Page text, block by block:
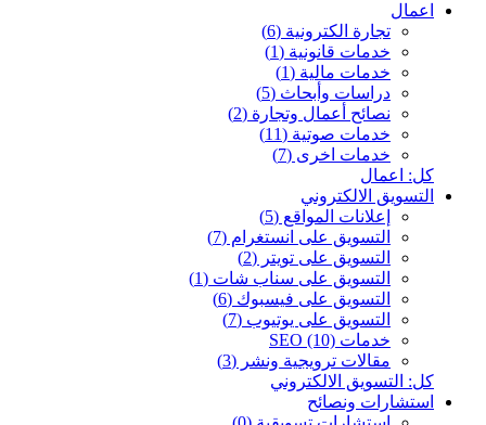
اعمال
تجارة الكترونية (6)
خدمات قانونية (1)
خدمات مالية (1)
دراسات وأبحاث (5)
نصائح أعمال وتجارة (2)
خدمات صوتية (11)
خدمات اخرى (7)
كل: اعمال
التسويق الالكتروني
إعلانات المواقع (5)
التسويق على انستغرام (7)
التسويق على تويتر (2)
التسويق على سناب شات (1)
التسويق على فيسبوك (6)
التسويق على يوتيوب (7)
خدمات SEO (10)
مقالات ترويجية ونشر (3)
كل: التسويق الالكتروني
استشارات ونصائح